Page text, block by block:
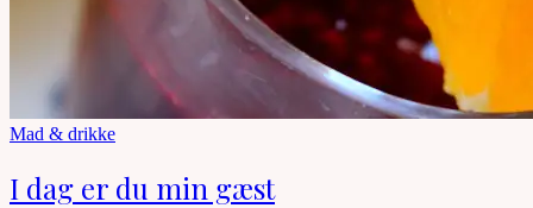
Mad & drikke
I dag er du min gæst